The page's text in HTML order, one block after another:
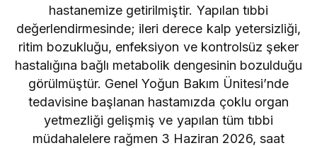
hastanemize getirilmiştir. Yapılan tıbbi
değerlendirmesinde; ileri derece kalp yetersizliği,
ritim bozukluğu, enfeksiyon ve kontrolsüz şeker
hastalığına bağlı metabolik dengesinin bozulduğu
görülmüştür. Genel Yoğun Bakım Ünitesi’nde
tedavisine başlanan hastamızda çoklu organ
yetmezliği gelişmiş ve yapılan tüm tıbbi
müdahalelere rağmen 3 Haziran 2026, saat